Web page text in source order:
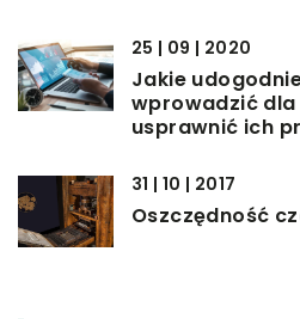
25 | 09 | 2020
Jakie
wprowadzić
usprawnić ich
31 | 10 | 2017
Oszczędność